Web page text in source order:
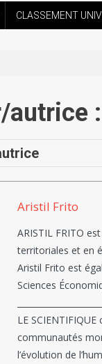
CLASSEMENT
autrice :
Aristil Frito
ARISTIL FRITO
territoriales et en
Aristil Frito est
Sciences
LE
communautés
l’évolution de